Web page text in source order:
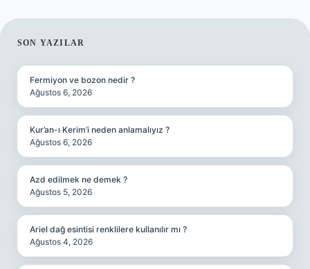
SIDEBAR
SON YAZILAR
Fermiyon ve bozon nedir ?
Ağustos 6, 2026
Kur’an-ı Kerim’i neden anlamalıyız ?
Ağustos 6, 2026
Azd edilmek ne demek ?
Ağustos 5, 2026
Ariel dağ esintisi renklilere kullanılır mı ?
Ağustos 4, 2026